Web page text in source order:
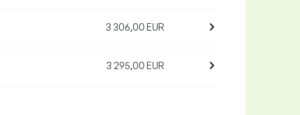
3 306,00 EUR
3 295,00 EUR